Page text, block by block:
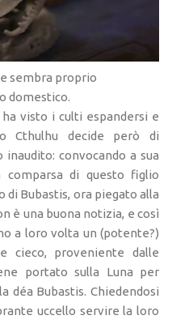
sembra proprio
domestico.
visto i culti espandersi e
Cthulhu decide però di
convocando a sua
di questo figlio
Bubastis, ora piegato alla
è una buona notizia, e così
a loro volta un (potente?)
cieco, proveniente dalle
portato sulla Luna per
déa Bubastis. Chiedendosi
uccello servire la loro